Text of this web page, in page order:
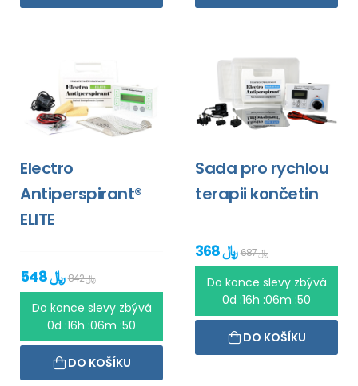
Electro
Antiperspirant®
ELITE
548 ﷼ 842 ﷼
Do konce slevy zbývá
0d :16h :06m :50
DO KOŠÍKU
Sada pro rychlou
terapii končetin
368 ﷼ 687 ﷼
Do konce slevy zbývá
0d :16h :06m :50
DO KOŠÍKU